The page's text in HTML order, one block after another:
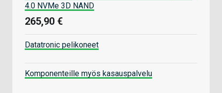
4.0 NVMe 3D NAND
265,90 €
Datatronic pelikoneet
Komponenteille myös kasauspalvelu